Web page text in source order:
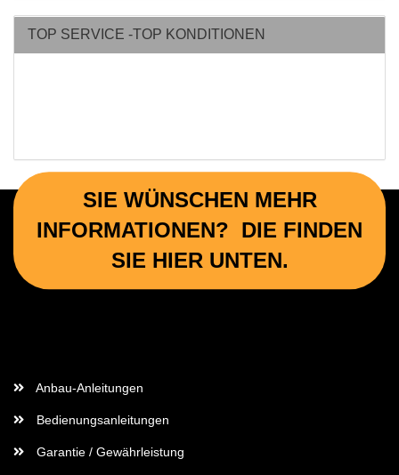
TOP SERVICE -TOP KONDITIONEN
SIE WÜNSCHEN MEHR
INFORMATIONEN? DIE FINDEN
SIE HIER UNTEN.
Anbau-Anleitungen
Bedienungsanleitungen
Garantie / Gewährleistung